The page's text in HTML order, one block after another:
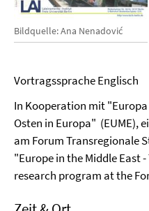
Bildquelle: Ana Nenadović
Vortragssprache Englisch
In Kooperation mit "Europa
Osten in Europa" (EUME),
am Forum Transregionale
"Europe in the Middle East
research program at the